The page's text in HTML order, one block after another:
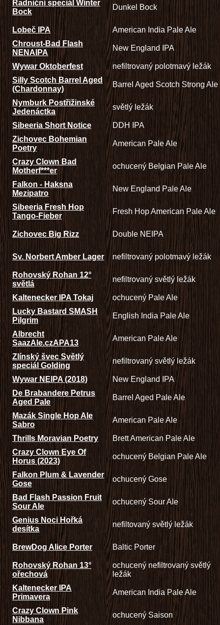
Radniční speciál Winter
Bock
Dunkel Bock
Lobeč IPA
American India Pale Ale
Chroust-Bad Flash
NENAIPA
New England IPA
Wywar Oktoberfest
nefiltrovaný polotmavý ležák
Silly Scotch Barrel Aged
(Chardonnay)
Barrel Aged Scotch Strong Ale
Nymburk Postřižinské
Jedenáctka
světlý ležák
Sibeeria Short Notice
DDH IPA
Zichovec Bohemian
Poetry
American Pale Ale
Crazy Clown Bad
Motherf***er
ochucený Belgian Pale Ale
Falkon - Haksna
Mezipatro
New England Pale Ale
Sibeeria Fresh Hop
Tango-Fieber
Fresh Hop American Pale Ale
Zichovec Big Rizz Double NEIPA
Sv. Norbert Amber Lager nefiltrovaný polotmavý ležák
Rohovský Rohan 12°
světlá
nefiltrovaný světlý ležák
Kaltenecker IPA Tokaj
ochucený Pale Ale
Lucky Bastard SMASH
Pilgrim
English India Pale Ale
Albrecht
SaazAle.czAPA13
American Pale Ale
Zlínský švec Světlý
speciál Golding
nefiltrovaný světlý ležák
Wywar NEIPA (2018)
New England IPA
De Brabandere Petrus
Aged Pale
Barrel Aged Pale Ale
Mazák Single Hop Ale
Sabro
American Pale Ale
Thrills Moravian Poetry
Brett American Pale Ale
Crazy Clown Eye Of
Horus (2023)
ochucený Belgian Pale Ale
Falkon Plum & Lavender
Gose
ochucený Gose
Bad Flash Passion Fruit
Sour Ale
ochucený Sour Ale
Genius Noci Hořká
desítka
nefiltovaný světlý ležák
BrewDog Alice Porter Baltic Porter
Rohovský Rohan 13°
ořechová
ochucený nefiltrovaný světlý
ležák
Kaltenecker IPA
Primavera
American India Pale Ale
Crazy Clown Pink
Nibbana
ochucený Saison